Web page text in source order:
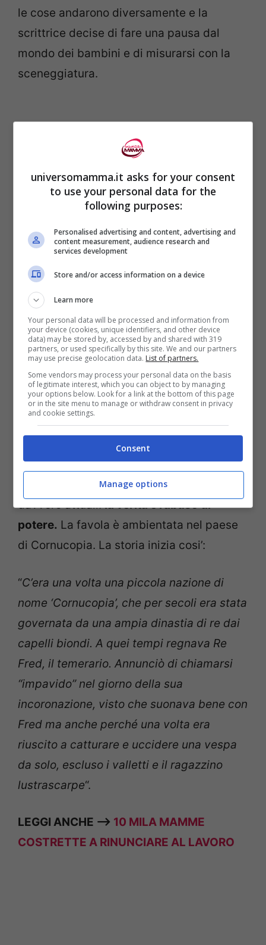
le cose andarono diversamente e la
scrittrice decise di fare una pausa dal
mondo dei bambini e di misurarsi con la
sceneggiatura.
Ora finalmente Ickabog è tornato alla luce
per fortuna dei suoi fans. Secondo la
scrittrice potrebbe essere adatto per
trasformarsi in unasceneggiatura per
serie:“Penso che si presti bene alla
serialità perché è stato scritto come un
libro ad alta voce”.
LEGGI ANCHE —>10 MILA MAMME
COSTRETTE A RINUNCIARE AL LAVORO
Le tematiche che tratta il libro sono
davvero attuali:la verità e l’abuso di
potere. La favola è ambientata nel paese
di Cornucopia. La storia inizia cosi’:
“C’era una volta una piccola nazione di
nome ‘Cornucopia’, che per secoli era stata
governata da una ampia dinastia di re dai
capelli biondi. A quei tempi regnava Re
Fred, il temerario. Annunciò di chiamarsi
“impavido” nel giorno della sua
incoronazione, visto che suonava bene con
Fred ma anche perché una volta era
riuscito a catturare e uccidere una vespa
da solo, escluso i valletti e il ragazzino
lustrascarpe“.
LEGGI ANCHE —> 10 MILA MAMME
COSTRETTE A RINUNCIARE AL LAVORO
universomamma.it asks for your consent
to use your personal data for the
following purposes:
Personalised advertising and content, advertising and
content measurement, audience research and
services development
Store and/or access information on a device
Learn more
Your personal data will be processed and information from
your device (cookies, unique identifiers, and other device
data) may be stored by, accessed by and shared with 319
partners, or used specifically by this site. We and our partners
may use precise geolocation data. List of partners.
Some vendors may process your personal data on the basis
of legitimate interest, which you can object to by managing
your options below. Look for a link at the bottom of this page
or in the site menu to manage or withdraw consent in privacy
and cookie settings.
Consent
Manage options